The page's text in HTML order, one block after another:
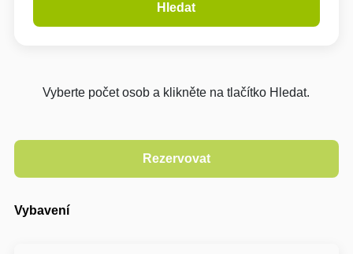
Hledat
Vyberte počet osob a klikněte na tlačítko Hledat.
Vybavení